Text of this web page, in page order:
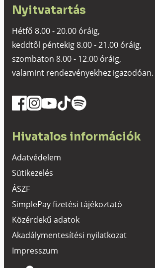
Nyitvatartás
Hétfő 8.00 - 20.00 óráig,
keddtől péntekig 8.00 - 21.00 óráig,
szombaton 8.00 - 12.00 óráig,
valamint rendezvényekhez igazodóan.
Hivatalos információk
Adatvédelem
Sütikezelés
ÁSZF
SimplePay fizetési tájékoztató
Közérdekű adatok
Akadálymentesítési nyilatkozat
Impresszum